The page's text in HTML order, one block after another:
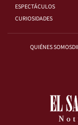
ESPECTÁCULOS
CURIOSIDADES
QUIÉNES SOMOS